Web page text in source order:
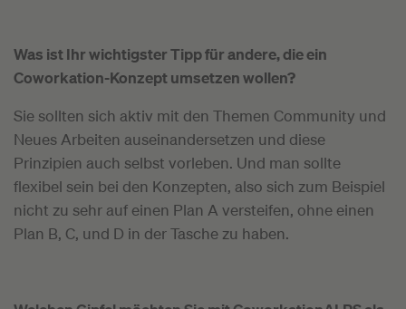
Was ist Ihr wichtigster Tipp für andere, die ein
Coworkation-Konzept umsetzen wollen?
Sie sollten sich aktiv mit den Themen Community und
Neues Arbeiten auseinandersetzen und diese
Prinzipien auch selbst vorleben. Und man sollte
flexibel sein bei den Konzepten, also sich zum Beispiel
nicht zu sehr auf einen Plan A versteifen, ohne einen
Plan B, C, und D in der Tasche zu haben.